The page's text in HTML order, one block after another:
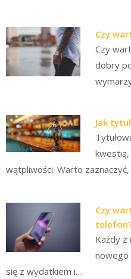
Czy
Czy
dobry
Jak
wątpliwości. Warto
Czy
Każdy z
nowego
się z wydatkiem i…